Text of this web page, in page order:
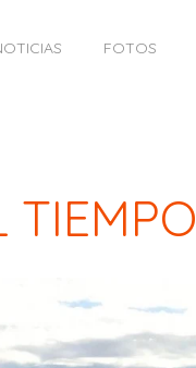
FOTOS
TIEMPO